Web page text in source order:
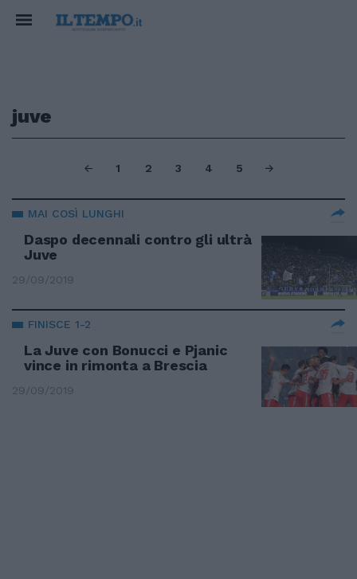
juve
1 2 3 4 5
MAI COSÌ LUNGHI
Daspo decennali contro gli ultrà
Juve
29/09/2019
FINISCE 1-2
La Juve con Bonucci e Pjanic
vince in rimonta a Brescia
29/09/2019